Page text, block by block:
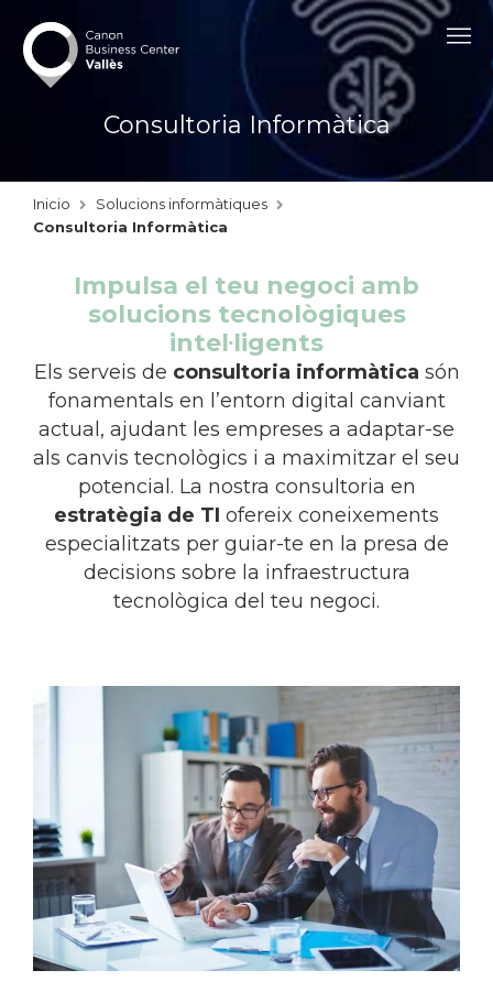
Consultoria Informàtica
Inicio
Solucions informàtiques
Consultoria Informàtica
Impulsa el teu negoci amb
solucions tecnològiques
intel·ligents
Els serveis de consultoria informàtica són
fonamentals en l’entorn digital canviant
actual, ajudant les empreses a adaptar-se
als canvis tecnològics i a maximitzar el seu
potencial. La nostra consultoria en
estratègia de TI ofereix coneixements
especialitzats per guiar-te en la presa de
decisions sobre la infraestructura
tecnològica del teu negoci.